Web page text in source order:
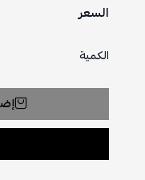
السعر
الكمية